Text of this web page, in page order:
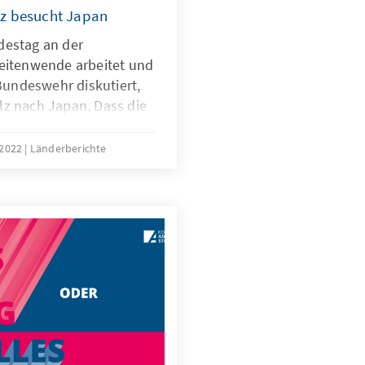
besucht Japan
an der
arbeitet und
diskutiert,
nach Japan. Dass die
bei der Entsendung
der neuen deutschen
vom grünen
Länderberichte